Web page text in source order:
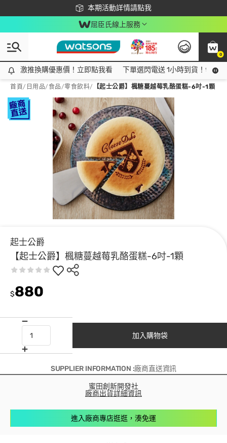
本期活動詳情請點我
下載app最高回饋$350
屈臣氏線上服務
0
激推換購優惠價！立即點我看
激推換購優惠價！立即點我看 下單選閃電送 1小時到貨！領神
首頁/ 日用品/食品/零食飲料/ 【起士公爵】楓糖蔓越莓乳酪蛋糕-6吋-1顆
起士公爵
【起士公爵】楓糖蔓越莓乳酪蛋糕-6吋-1顆
$880
加入購物袋
SUPPLIER INFORMATION :廠商直送資訊
蜜田創新開發社
廠商出貨詳細資訊
進入廠商專店逛逛，湊免運